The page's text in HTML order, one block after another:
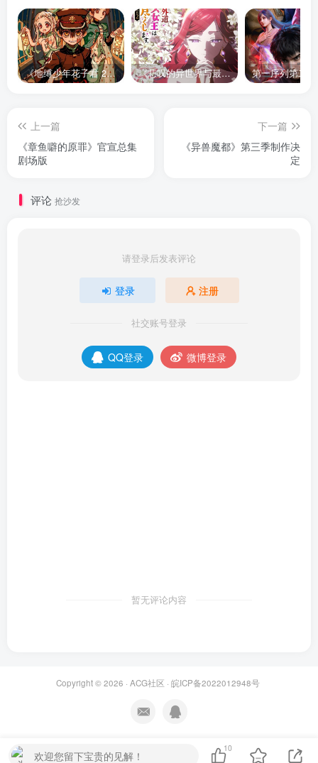
《地缚少年花子君 2》宣布推出续集，将于 2025 年夏季播出 《悲叹的异世界与最强外道最终 BOSS 女王为子民奉献一切》第二季 公布全新声优组合、制作阵容及首支宣传 PV
上一篇
《章鱼噼的原罪》官宣总集
剧场版
下一篇
《异兽魔都》第三季制作决
定
评论 抢沙发
请登录后发表评论
登录 注册
社交账号登录
QQ登录 微博登录
暂无评论内容
Copyright © 2026 · ACG社区 · 皖ICP备2022012948号
欢迎您留下宝贵的见解！
10